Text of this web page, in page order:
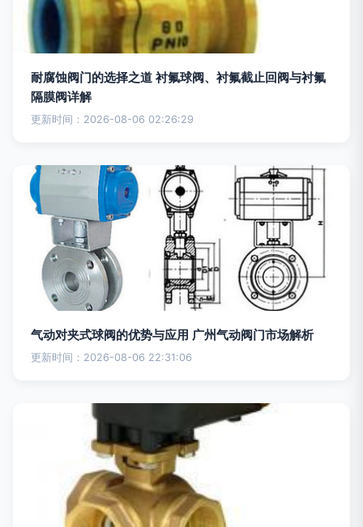
耐腐蚀阀门的选择之道 衬氟球阀、衬氟截止回阀与衬氟
隔膜阀详解
更新时间：2026-08-06 02:26:29
气动对夹式球阀的优势与应用 广州气动阀门市场解析
更新时间：2026-08-06 22:31:06